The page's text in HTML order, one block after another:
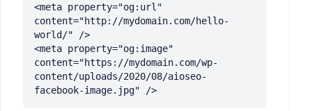
<meta property="og:url"
content="http://mydomain.com/hello-
world/" />
<meta property="og:image"
content="https://mydomain.com/wp-
content/uploads/2020/08/aioseo-
facebook-image.jpg" />